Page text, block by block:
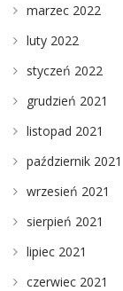
marzec 2022
luty 2022
styczeń 2022
grudzień 2021
listopad 2021
październik 2021
wrzesień 2021
sierpień 2021
lipiec 2021
czerwiec 2021